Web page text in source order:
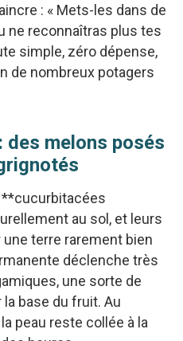
: « Mets-les dans de
ne reconnaîtras plus tes
simple, zéro dépense,
de nombreux potagers
melons posés
au sol, et leurs
terre rarement bien
déclenche très
une sorte de
base du fruit. Au
peau reste collée à la